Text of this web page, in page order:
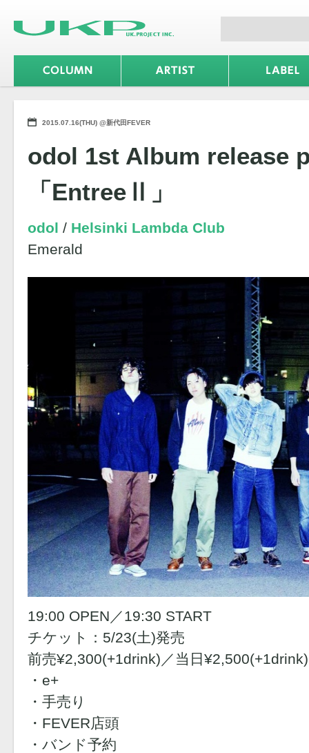
2015.07.16(THU) @新代田FEVER
odol 1st Album release
「EntreeⅡ」
odol
Helsinki Lambda Club
Emerald
19:00 OPEN／19:30 START
チケット：5/23(土)発売
前売¥2,300(+1drink)／当日¥2,500(+1drink)
・e+
・手売り
・FEVER店頭
・バンド予約